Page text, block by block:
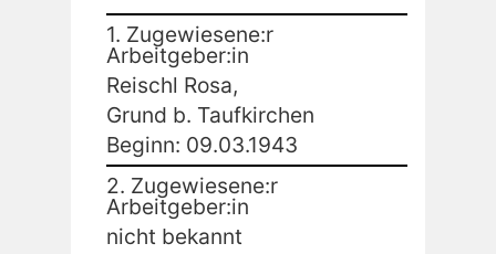
1. Zugewiesene:r
Arbeitgeber:in
Reischl Rosa,
Grund b. Taufkirchen
Beginn: 09.03.1943
2. Zugewiesene:r
Arbeitgeber:in
nicht bekannt